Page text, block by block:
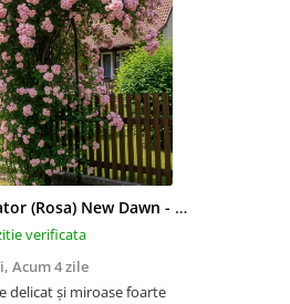
Trandafir Catarator (Rosa) New Dawn - 75cm
verificata
Acum 4 zile
delicat și miroase foarte